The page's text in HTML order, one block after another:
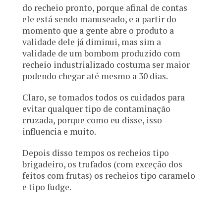
do recheio pronto, porque afinal de contas
ele está sendo manuseado, e a partir do
momento que a gente abre o produto a
validade dele já diminui, mas sim a
validade de um bombom produzido com
recheio industrializado costuma ser maior
podendo chegar até mesmo a 30 dias.
Claro, se tomados todos os cuidados para
evitar qualquer tipo de contaminação
cruzada, porque como eu disse, isso
influencia e muito.
Depois disso tempos os recheios tipo
brigadeiro, os trufados (com exceção dos
feitos com frutas) os recheios tipo caramelo
e tipo fudge.